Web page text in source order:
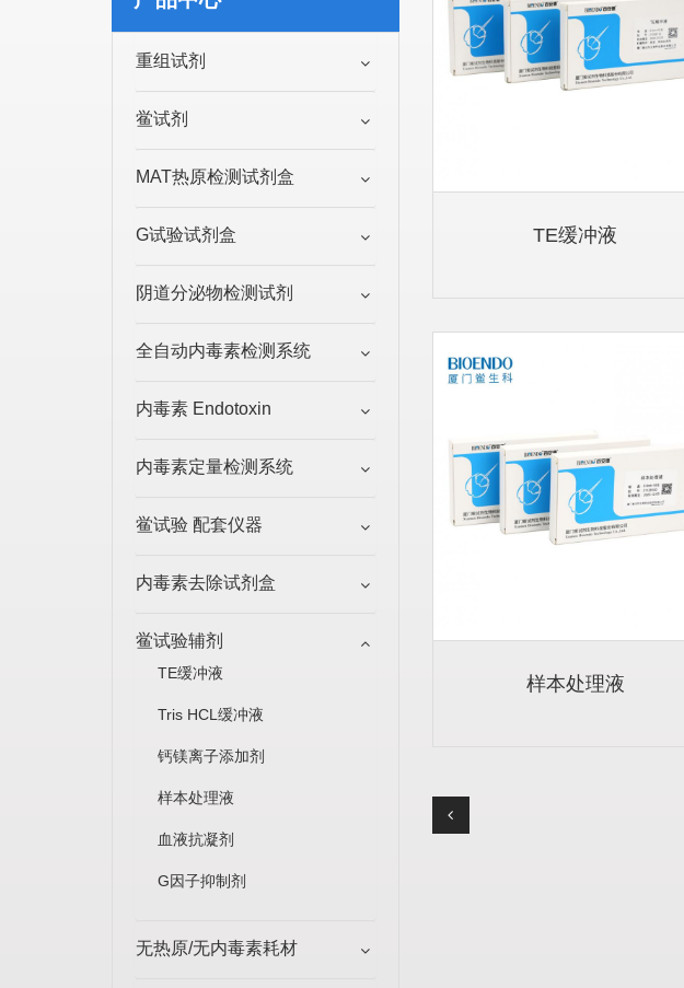
TE缓冲液
样本处理液
重组试剂
鲎试剂
MAT热原检测试剂盒
G试验试剂盒
阴道分泌物检测试剂
全自动内毒素检测系统
内毒素 Endotoxin
内毒素定量检测系统
鲎试验 配套仪器
内毒素去除试剂盒
鲎试验辅剂
TE缓冲液
Tris HCL缓冲液
钙镁离子添加剂
样本处理液
血液抗凝剂
G因子抑制剂
无热原/无内毒素耗材